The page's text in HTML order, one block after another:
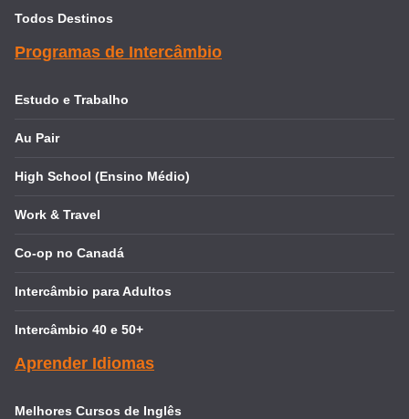
Todos Destinos
Programas de Intercâmbio
Estudo e Trabalho
Au Pair
High School (Ensino Médio)
Work & Travel
Co-op no Canadá
Intercâmbio para Adultos
Intercâmbio 40 e 50+
Aprender Idiomas
Melhores Cursos de Inglês